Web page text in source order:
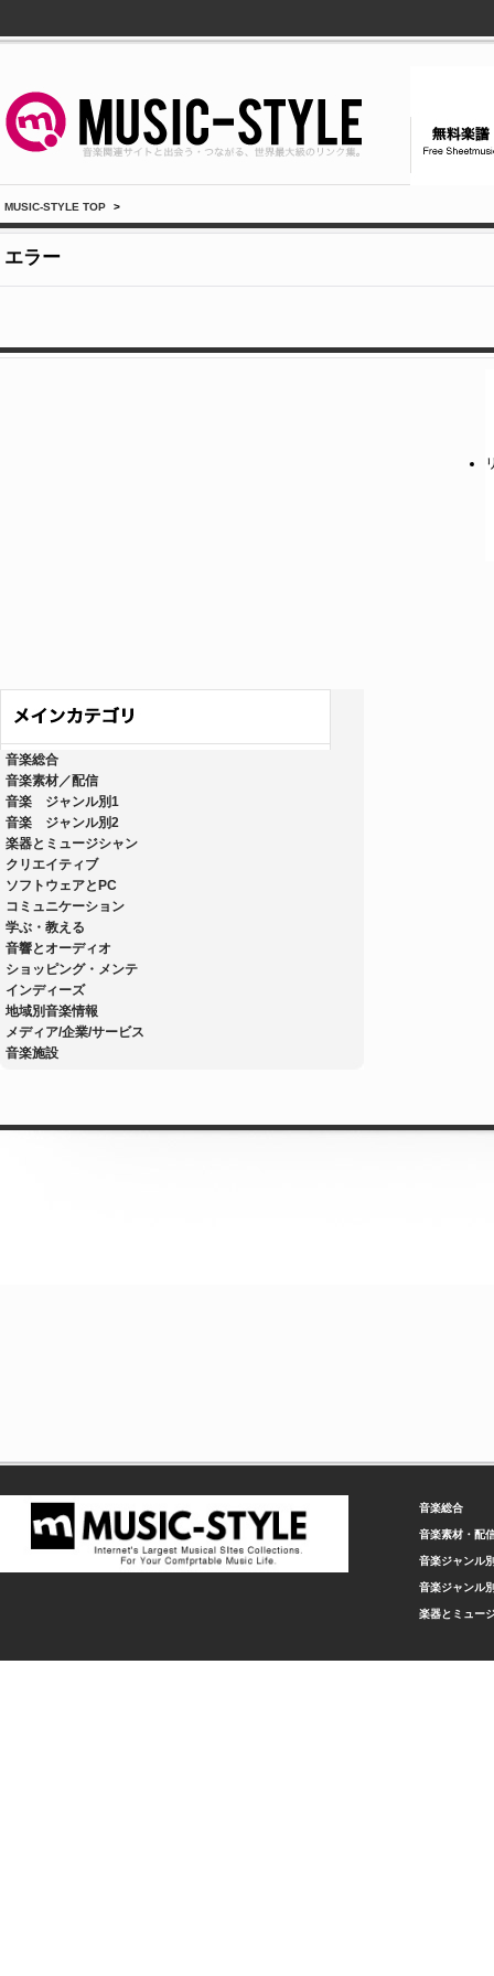
MUSIC-STYLE TOP >
エラー
音楽総合
音楽素材／配信
音楽 ジャンル別1
音楽 ジャンル別2
楽器とミュージシャン
クリエイティブ
ソフトウェアとPC
コミュニケーション
学ぶ・教える
音響とオーディオ
ショッピング・メンテ
インディーズ
地域別音楽情報
メディア/企業/サービス
音楽施設
音楽総合
音楽素材・配
音楽ジャンル
音楽ジャンル
楽器とミュー